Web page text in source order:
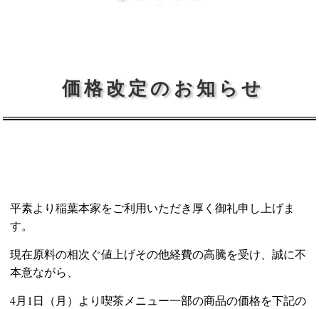
価格改定のお知らせ
平素より稲葉本家をご利用いただき厚く御礼申し上げま
す。
現在原料の相次ぐ値上げその他経費の高騰を受け、誠に不
本意ながら、
4月1日（月）より喫茶メニュー一部の商品の価格を下記の